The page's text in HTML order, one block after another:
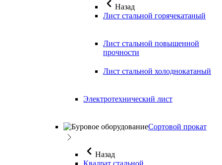
Назад
Лист стальной горячекатаный
Лист стальной повышенной
прочности
Лист стальной холоднокатаный
Электротехнический лист
Сортовой прокат
Назад